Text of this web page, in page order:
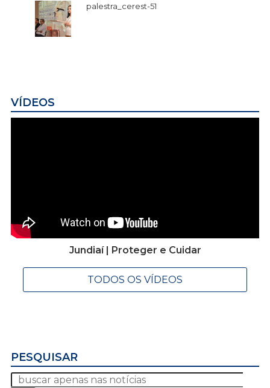
palestra_cerest-51
VÍDEOS
Jundiaí | Proteger e Cuidar
TODOS OS VÍDEOS
PESQUISAR